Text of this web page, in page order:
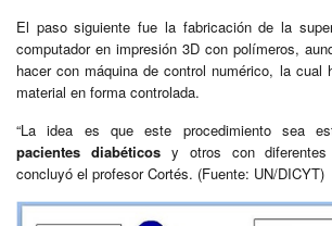
El paso siguiente fue la fabricación de la
computador en impresión 3D con polímeros,
hacer con máquina de control numérico, la cual
material en forma controlada.
“La idea es que este procedimiento sea
pacientes diabéticosy otros con diferentes
concluyó el profesor Cortés. (Fuente: UN/DICYT)